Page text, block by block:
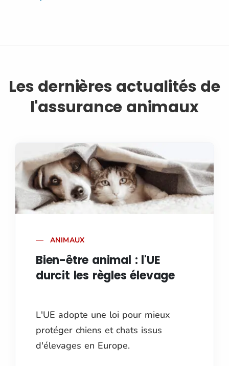
Les dernières actualités de
l'assurance animaux
ANIMAUX
Bien-être animal : l'UE
durcit les règles élevage
L'UE adopte une loi pour mieux
protéger chiens et chats issus
d'élevages en Europe.